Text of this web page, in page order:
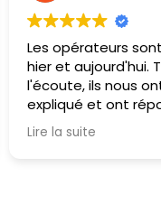
Entreprise au top
la fin merci a Allan
Thibaut pour